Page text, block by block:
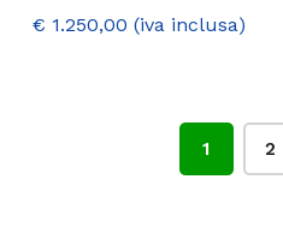
€ 1.250,00
1 2